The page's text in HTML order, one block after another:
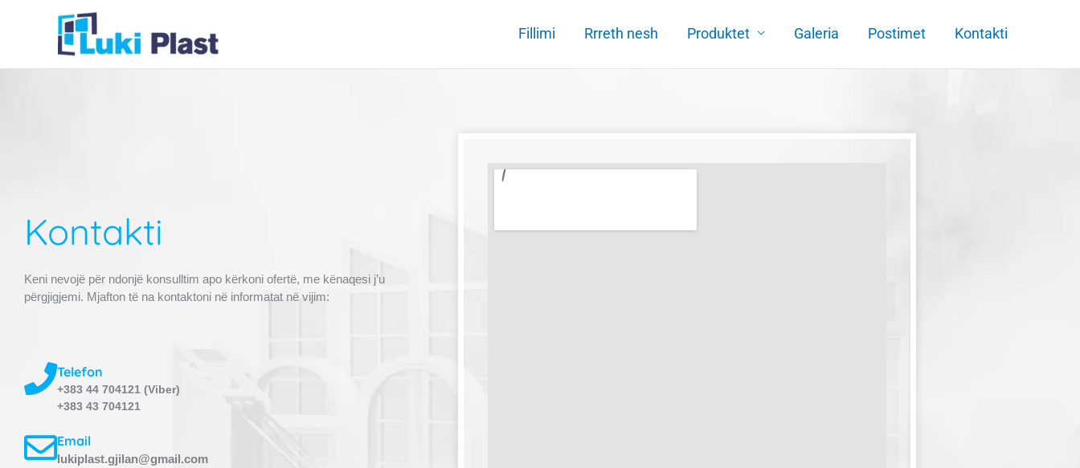
Fillimi Rrreth nesh Produktet Galeria Postimet Kontakti
Kontakti
Keni nevojë për ndonjë konsulltim apo kërkoni ofertë, me kënaqesi j’u
përgjigjemi. Mjafton të na kontaktoni në informatat në vijim:
Telefon
+383 44 704121 (Viber)
+383 43 704121
Email
lukiplast.gjilan@gmail.com